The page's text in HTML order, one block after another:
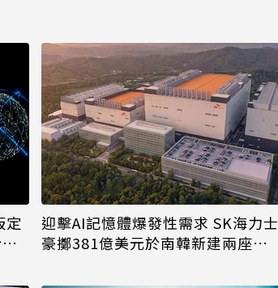
定
迎擊AI記憶體爆發性需求 SK海力士
豪擲381億美元於南韓新建兩座